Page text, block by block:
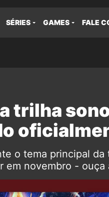
SÉRIES GAMES FALE
trilha
o tema principal da
em novembro - ouça